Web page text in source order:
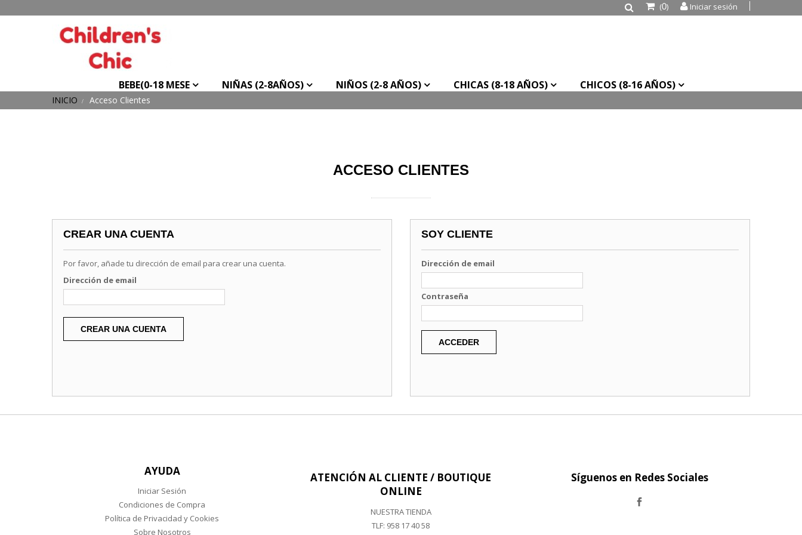
Iniciar sesión
(0)
BEBE(0-18 MESE NIÑAS (2-8AÑOS) NIÑOS (2-8 AÑOS) CHICAS (8-18 AÑOS) CHICOS (8-16 AÑOS)
INICIO Acceso Clientes
ACCESO CLIENTES
CREAR UNA CUENTA
Por favor, añade tu dirección de email para crear una cuenta.
Dirección de email
CREAR UNA CUENTA
SOY CLIENTE
Dirección de email
Contraseña
ACCEDER
AYUDA
Iniciar Sesión
Condiciones de Compra
Política de Privacidad y Cookies
Sobre Nosotros
ATENCIÓN AL CLIENTE / BOUTIQUE
ONLINE
NUESTRA TIENDA
TLF: 958 17 40 58
Síguenos en Redes Sociales